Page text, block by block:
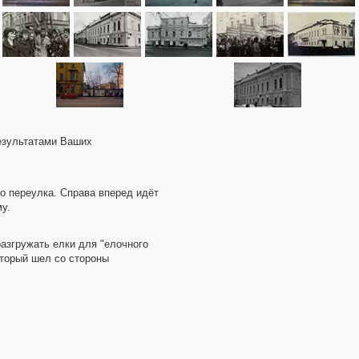
Ваших
переулка. Справа вперед идёт
елки для "елочного
шел со стороны